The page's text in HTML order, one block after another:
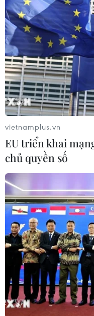
Bộ trưởng Tài
không có nghĩa
29/07/2022 06:22
Số liệu do Bộ Thương
cho thấy GDP của
giảm 0,9% so với
toàn với dự báo tăng
vietnamplus.vn
EU triển khai
chủ quyền số